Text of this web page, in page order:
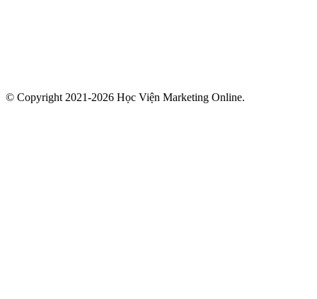
© Copyright 2021-2026 Học Viện Marketing Online.